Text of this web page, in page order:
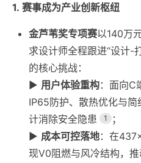
1. 赛事成为产业创新枢纽
金芦苇奖专项赛以140万
求设计师全程跟进“设计-
的核心挑战：
▶️ 用户体验重构：面向C
IP65防护、散热优化与
计消除安全隐患
1
；
▶️ 成本可控落地：在
现V0阻燃与风冷结构，